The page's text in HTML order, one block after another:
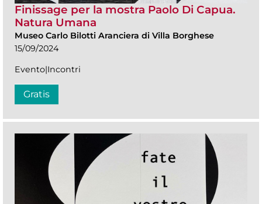
Finissage per la mostra Paolo Di Capua.
Natura Umana
Museo Carlo Bilotti Aranciera di Villa Borghese
15/09/2024
Evento|Incontri
Gratis